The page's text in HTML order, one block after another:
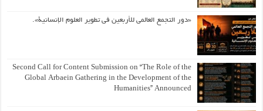
«دور التجمع العالمي للأربعين في تطوير العلوم الإنسانية».
Second Call for Content Submission on “The Role of the
Global Arbaein Gathering in the Development of the
Humanities” Announced